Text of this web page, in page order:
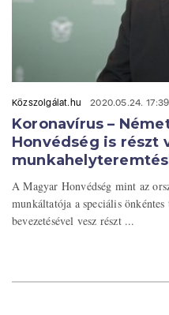
Közszolgálat.hu 2020.05.24. 17:39
Koronavírus –
Honvédség is részt
A Magyar Honvédség mint az
munkáltatója a speciális
bevezetésével vesz részt ...